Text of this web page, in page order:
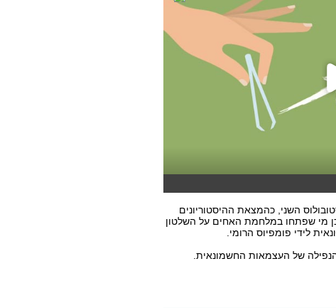
השני, כהמצאת ההיסטוריונים
מי שפתחו במלחמת האחים על השלטון
לידי פומפיוס הרומי.
של העצמאות החשמונאית.